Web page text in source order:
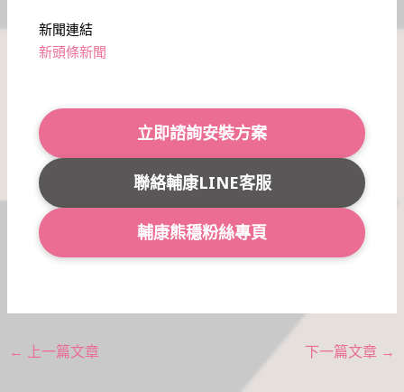
新聞連結
新頭條新聞
立即諮詢安裝方案
聯絡輔康LINE客服
輔康熊穩粉絲專頁
← 上一篇文章 下一篇文章 →